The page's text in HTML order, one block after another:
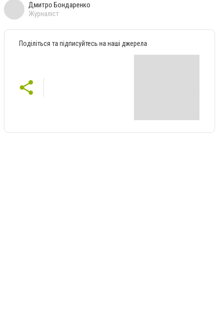
Дмитро Бондаренко
Журналіст
Поділіться та підписуйтесь на наші джерела